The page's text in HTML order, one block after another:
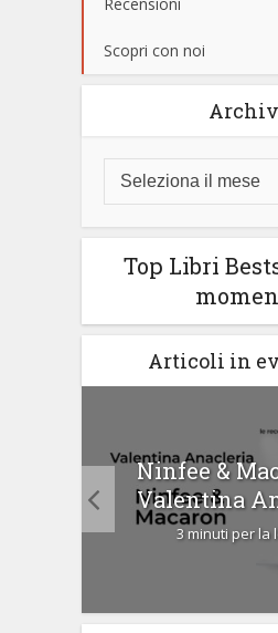
Scopri con noi
Top Libri
Articoli in
Ninfee &
Valentina
3 minuti per la